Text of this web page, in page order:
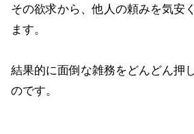
その欲求から、他人の頼みを気安
ます。
結果的に面倒な雑務をどんどん押
のです。